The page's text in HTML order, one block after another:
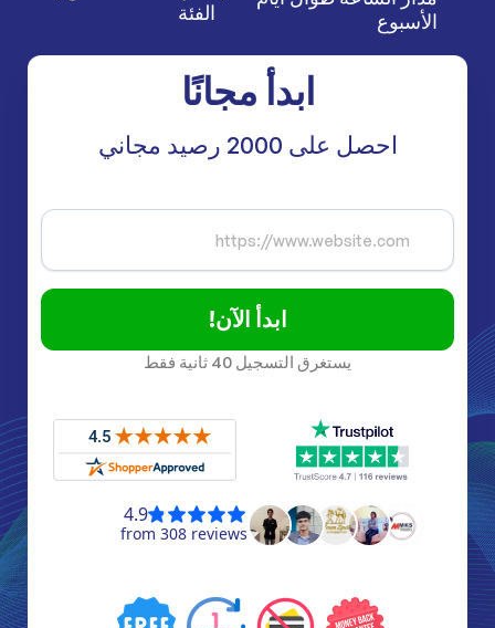
الأسبوع
الفئة
ابدأ مجانًا
احصل على 2000 رصيد مجاني
ابدأ الآن!
يستغرق التسجيل 40 ثانية فقط